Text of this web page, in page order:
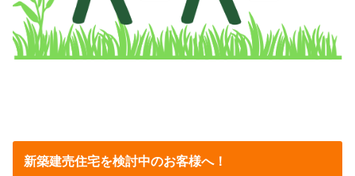
新築建売住宅を検討中のお客様へ！